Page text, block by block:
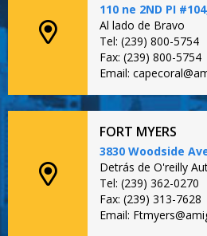
110 ne 2ND PI
Al lado de Bravo
Tel: (239) 800-5754
Fax: (239) 800-5754
Email:
FORT MYERS
3830 Woodside
Detrás de O'reilly
Tel: (239) 362-0270
Fax: (239) 313-7628
Email: